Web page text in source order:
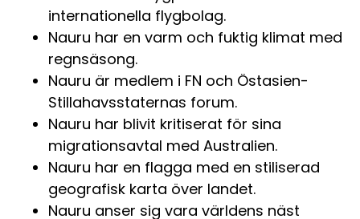
internationella flygbolag.
Nauru har en varm och fuktig klimat med
regnsäsong.
Nauru är medlem i FN och Östasien-
Stillahavsstaternas forum.
Nauru har blivit kritiserat för sina
migrationsavtal med Australien.
Nauru har en flagga med en stiliserad
geografisk karta över landet.
Nauru anser sig vara världens näst